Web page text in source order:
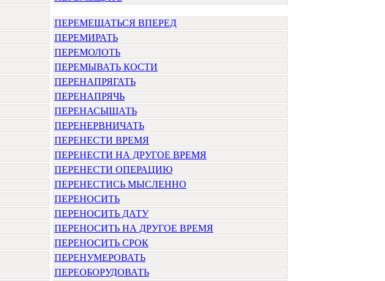
ПЕРЕМЕЩАТЬСЯ ВПЕРЕД
ПЕРЕМИРАТЬ
ПЕРЕМОЛОТЬ
ПЕРЕМЫВАТЬ КОСТИ
ПЕРЕНАПРЯГАТЬ
ПЕРЕНАПРЯЧЬ
ПЕРЕНАСЫЩАТЬ
ПЕРЕНЕРВНИЧАТЬ
ПЕРЕНЕСТИ ВРЕМЯ
ПЕРЕНЕСТИ НА ДРУГОЕ ВРЕМЯ
ПЕРЕНЕСТИ ОПЕРАЦИЮ
ПЕРЕНЕСТИСЬ МЫСЛЕННО
ПЕРЕНОСИТЬ
ПЕРЕНОСИТЬ ДАТУ
ПЕРЕНОСИТЬ НА ДРУГОЕ ВРЕМЯ
ПЕРЕНОСИТЬ СРОК
ПЕРЕНУМЕРОВАТЬ
ПЕРЕОБОРУДОВАТЬ